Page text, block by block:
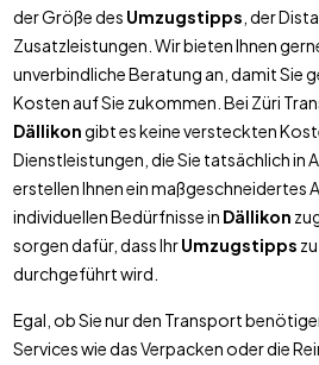
der Größe des Umzugstipps , der
Zusatzleistungen. Wir bieten Ihnen
unverbindliche Beratung an, damit Sie
Kosten auf Sie zukommen. Bei Züri
Dällikongibt es keine versteckten
Dienstleistungen, die Sie tatsächlich in
erstellen Ihnen ein maßgeschneidertes
individuellen Bedürfnisse in Dällikon
sorgen dafür, dass IhrUmzugstipps
durchgeführt wird.
Egal, ob Sie nur den Transport
Services wie das Verpacken oder die